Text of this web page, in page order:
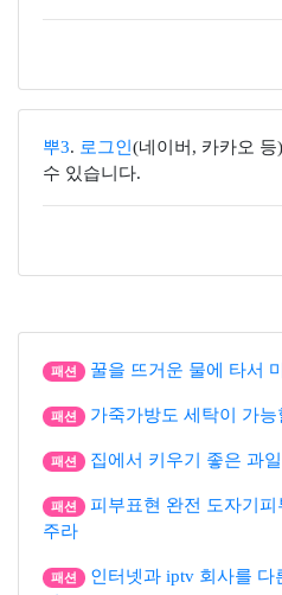
뿌3. 로그인 (네이버, 카카오
수 있습니다.
패션 꿀을 뜨거운 물에 타서
패션 가죽가방도 세탁이 가능
패션 집에서 키우기 좋은 과
패션
피부표현 완전 도자기
주라
패션
인터넷과 iptv 회사를 다